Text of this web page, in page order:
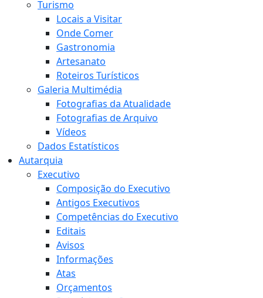
Turismo
Locais a Visitar
Onde Comer
Gastronomia
Artesanato
Roteiros Turísticos
Galeria Multimédia
Fotografias da Atualidade
Fotografias de Arquivo
Vídeos
Dados Estatísticos
Autarquia
Executivo
Composição do Executivo
Antigos Executivos
Competências do Executivo
Editais
Avisos
Informações
Atas
Orçamentos